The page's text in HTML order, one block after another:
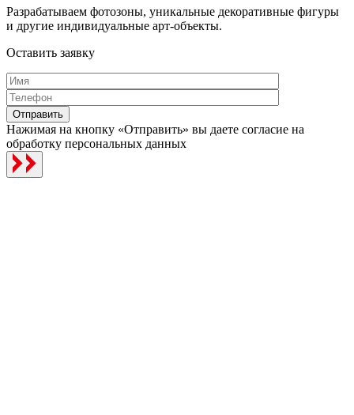
Разрабатываем фотозоны, уникальные декоративные фигуры
и другие индивидуальные арт-объекты.
Оставить заявку
Отправить
Нажимая на кнопку «Отправить» вы даете согласие на
обработку персональных данных